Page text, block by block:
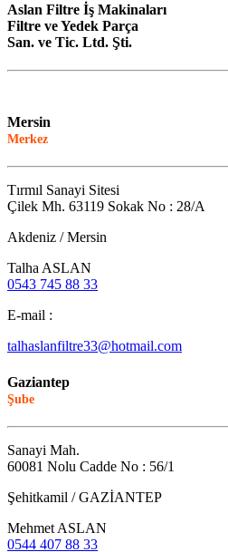
Aslan Filtre İş Makinaları
Filtre ve Yedek Parça
San. ve Tic. Ltd. Şti.
Mersin
Merkez
Tırmıl Sanayi Sitesi
Çilek Mh. 63119 Sokak No : 28/A
Akdeniz / Mersin
Talha ASLAN
0543 745 88 33
E-mail :
talhaslanfiltre33@hotmail.com
Gaziantep
Şube
Sanayi Mah.
60081 Nolu Cadde No : 56/1
Şehitkamil / GAZİANTEP
Mehmet ASLAN
0544 407 88 33